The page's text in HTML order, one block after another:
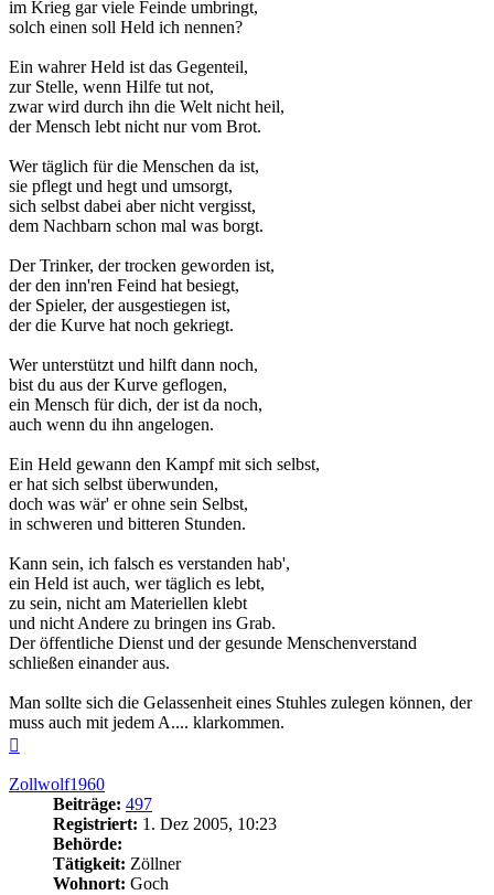
im Krieg gar viele Feinde umbringt,
solch einen soll Held ich nennen?
Ein wahrer Held ist das Gegenteil,
zur Stelle, wenn Hilfe tut not,
zwar wird durch ihn die Welt nicht heil,
der Mensch lebt nicht nur vom Brot.
Wer täglich für die Menschen da ist,
sie pflegt und hegt und umsorgt,
sich selbst dabei aber nicht vergisst,
dem Nachbarn schon mal was borgt.
Der Trinker, der trocken geworden ist,
der den inn'ren Feind hat besiegt,
der Spieler, der ausgestiegen ist,
der die Kurve hat noch gekriegt.
Wer unterstützt und hilft dann noch,
bist du aus der Kurve geflogen,
ein Mensch für dich, der ist da noch,
auch wenn du ihn angelogen.
Ein Held gewann den Kampf mit sich selbst,
er hat sich selbst überwunden,
doch was wär' er ohne sein Selbst,
in schweren und bitteren Stunden.
Kann sein, ich falsch es verstanden hab',
ein Held ist auch, wer täglich es lebt,
zu sein, nicht am Materiellen klebt
und nicht Andere zu bringen ins Grab.
Der öffentliche Dienst und der gesunde Menschenverstand
schließen einander aus.
Man sollte sich die Gelassenheit eines Stuhles zulegen können, der
muss auch mit jedem A.... klarkommen.
Zollwolf1960
Beiträge: 497
Registriert: 1. Dez 2005, 10:23
Behörde:
Tätigkeit: Zöllner
Wohnort: Goch